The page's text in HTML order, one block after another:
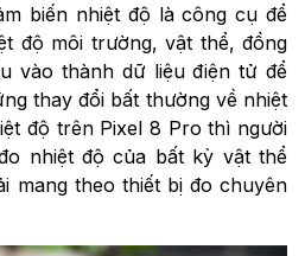
biến nhiệt độ là công cụ để
độ môi trường, vật thể, đồng
vào thành dữ liệu điện tử để
thay đổi bất thường về nhiệt
độ trên Pixel 8 Pro thì người
nhiệt độ của bất kỳ vật thể
mang theo thiết bị đo chuyên